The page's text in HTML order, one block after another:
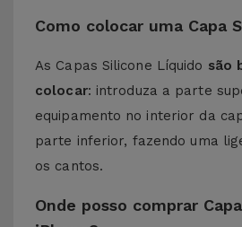
Como colocar uma Capa
As Capas Silicone Líquido são
colocar: introduza a parte
equipamento no interior da
parte inferior, fazendo uma
os cantos.
Onde posso comprar